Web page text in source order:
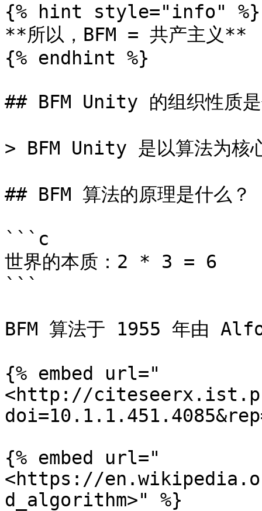
{% hint style="info" %}
**所以，BFM = 共产主义**
{% endhint %}
## BFM Unity 的组织性质是
> BFM Unity 是以算法为核
## BFM 算法的原理是什么？
```c
世界的本质：2 * 3 = 6
```
BFM 算法于 1955 年由
{% embed url="
<http://
{% embed url="
<https://
d_algorithm>" %}